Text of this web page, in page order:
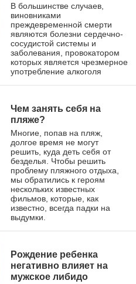
В большинстве случаев,
виновниками
преждевременной смерти
являются болезни сердечно-
сосудистой системы и
заболевания, провокатором
которых является чрезмерное
употребление алкоголя
Чем занять себя на
пляже?
Многие, попав на пляж,
долгое время не могут
решить, куда деть себя от
безделья. Чтобы решить
проблему пляжного отдыха,
мы обратились к героям
нескольких известных
фильмов, которые, как
известно, всегда падки на
выдумки.
Рождение ребенка
негативно влияет на
мужское либидо